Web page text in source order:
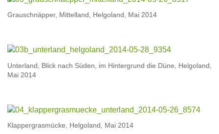
Grauschnäpper, Mittelland, Helgoland, Mai 2014
Unterland, Blick nach Süden, im Hintergrund die Düne, Helgoland,
Mai 2014
Klappergrasmücke, Helgoland, Mai 2014